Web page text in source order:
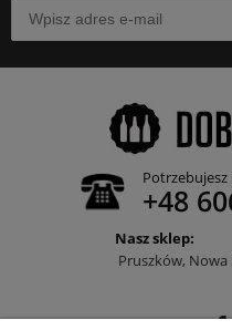
+48
Nasz sklep:
Pruszków, Nowa